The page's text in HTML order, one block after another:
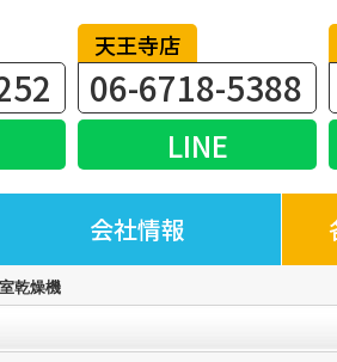
天王寺店
06-6718-5388
LINE
会社情報
乾燥機